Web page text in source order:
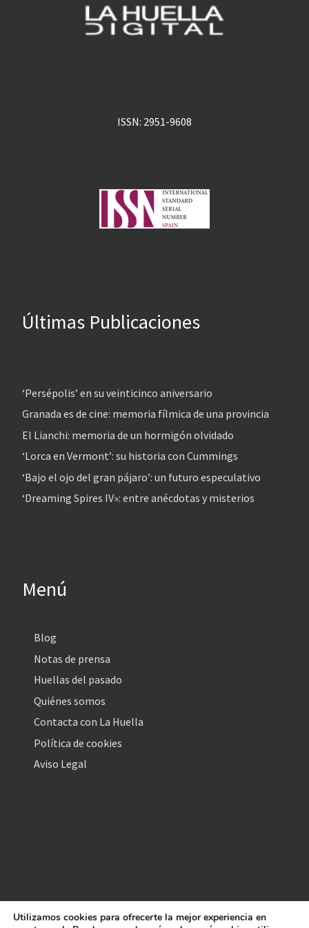
ISSN: 2951-9608
Últimas Publicaciones
‘Persépolis’ en su veinticinco aniversario
Granada es de cine: memoria fílmica de una provincia
El Lianchi: memoria de un hormigón olvidado
‘Lorca en Vermont’: su historia con Cummings
‘Bajo el ojo del gran pájaro’: un futuro especulativo
‘Dreaming Spires IV»: entre anécdotas y misterios
Menú
Blog
Notas de prensa
Huellas del pasado
Quiénes somos
Contacta con La Huella
Política de cookies
Aviso Legal
Utilizamos cookies para ofrecerte la mejor experiencia en